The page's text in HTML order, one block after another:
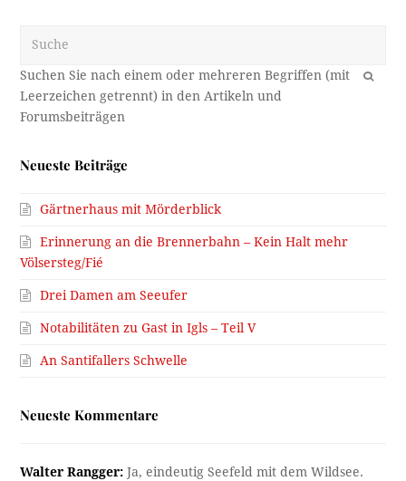
OK
Neueste Beiträge
Gärtnerhaus mit Mörderblick
Erinnerung an die Brennerbahn – Kein Halt mehr
Völsersteg/Fié
Drei Damen am Seeufer
Notabilitäten zu Gast in Igls – Teil V
An Santifallers Schwelle
Neueste Kommentare
Walter Rangger: Ja, eindeutig Seefeld mit dem Wildsee.